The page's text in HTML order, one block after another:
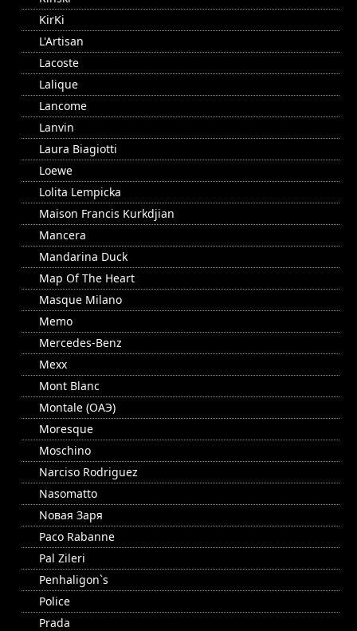
KirKi
L'Artisan
Lacoste
Lalique
Lancome
Lanvin
Laura Biagiotti
Loewe
Lolita Lempicka
Maison Francis Kurkdjian
Mancera
Mandarina Duck
Map Of The Heart
Masque Milano
Memo
Mercedes-Benz
Mexx
Mont Blanc
Montale (ОАЭ)
Moresque
Moschino
Narciso Rodriguez
Nasomatto
Nовая Заря
Paco Rabanne
Pal Zileri
Penhaligon`s
Police
Prada